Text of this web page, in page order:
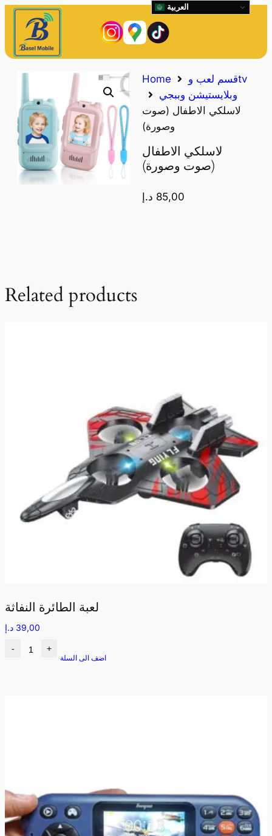
Home
قسم لعب وtv
وبلايستيشن وببجي
لاسلكي الاطفال (صوت
وصورة)
لاسلكي الاطفال
(صوت وصورة)
85,00 د.إ
Related products
لعبة الطائرة النفاثة
39,00 د.إ
- +
اضف الى السلة
العربية